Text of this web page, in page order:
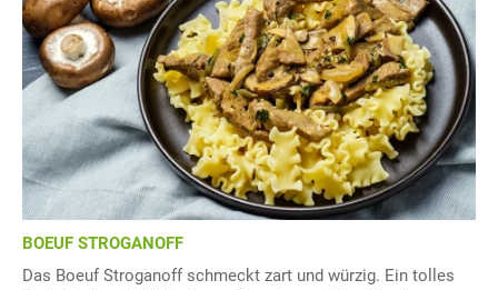
BOEUF STROGANOFF
Das Boeuf Stroganoff schmeckt zart und würzig. Ein tolles